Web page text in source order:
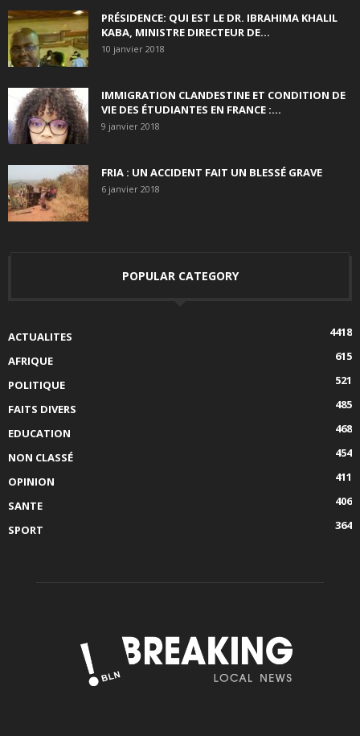
PRÉSIDENCE: QUI EST LE DR. IBRAHIMA KHALIL
KABA, MINISTRE DIRECTEUR DE...
10 janvier 2018
IMMIGRATION CLANDESTINE ET CONDITION DE
VIE DES ÉTUDIANTES EN FRANCE :...
9 janvier 2018
FRIA : UN ACCIDENT FAIT UN BLESSÉ GRAVE
6 janvier 2018
POPULAR CATEGORY
ACTUALITES
4418
AFRIQUE
615
POLITIQUE
521
FAITS DIVERS
485
EDUCATION
468
NON CLASSÉ
454
OPINION
411
SANTE
406
SPORT
364